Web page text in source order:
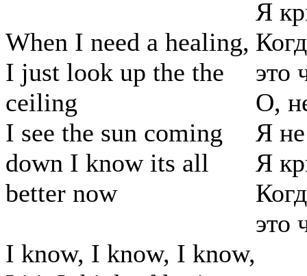
When I need a healing,
I just look up the the
ceiling
I see the sun coming
down I know its all
better now
I know, I know, I know,
Я
это
О,
Я не
Я
это